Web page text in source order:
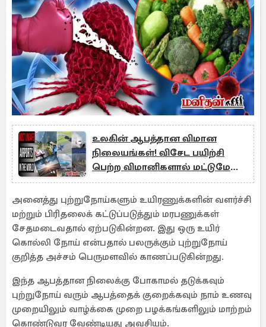
உலகின் ஆபத்தான விமான
நிலையங்கள்! விசேட பயிற்சி
பெற்ற விமானிகளால் மட்டுமே
சாத்தியம்
அனைத்து புற்றுநோய்களும் உயிரணுக்களின் வளர்ச்சி
மற்றும் பிரிதலைக் கட்டுப்படுத்தும் மரபணுக்கள்
சேதமடைவதால் ஏற்படுகின்றன. இது ஒரு உயிர்
கொல்லி நோய் என்பதால் பலருக்கும் புற்றுநோய்
குறித்த அச்சம் பெருமளவில் காணப்படுகின்றது.
இந்த ஆபத்தான நிலைக்கு போகாமல் தடுக்கவும்
புற்றுநோய் வரும் ஆபத்தைக் குறைக்கவும் நாம் உணவு
முறையிலும் வாழ்க்கை முறை பழக்கங்களிலும் மாற்றம்
கொண்டுவர வேண்டியது அவசியம்.